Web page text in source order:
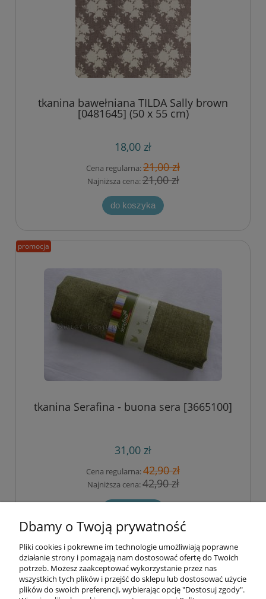
tkanina bawełniana TILDA Sally brown
[0481645] (50 x 55 cm)
18,00 zł
Cena regularna:21,00 zł
Najniższa cena:21,00 zł
do koszyka
tkanina Serafina - buona sera [3665100]
31,00 zł
Cena regularna:42,90 zł
Najniższa cena:42,90 zł
promocja
Informacje
Opłaty i koszty dostawy
Dbamy o Twoją prywatność
Pliki cookies i pokrewne im technologie umożliwiają poprawne
działanie strony i pomagają nam dostosować ofertę do Twoich
potrzeb. Możesz zaakceptować wykorzystanie przez nas
wszystkich tych plików i przejść do sklepu lub dostosować użycie
plików do swoich preferencji, wybierając opcję "Dostosuj zgody".